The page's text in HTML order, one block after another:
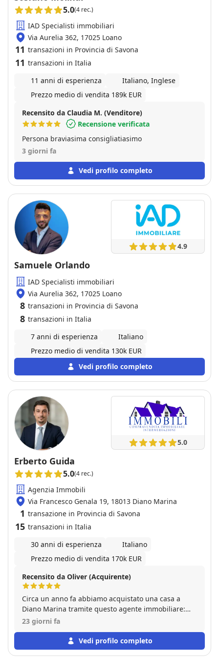
5.0(4 rec.)
IAD Specialisti immobiliari
Via Aurelia 362, 17025 Loano
11 transazioni in Provincia di Savona
11 transazioni in Italia
11 anni di esperienza
Italiano, Inglese
Prezzo medio di vendita 189k EUR
Recensito da Claudia M. (Venditore)
Recensione verificata
Persona braviasima consigliatiasimo
3 giorni fa
Vedi profilo completo
4.9
Samuele Orlando
IAD Specialisti immobiliari
Via Aurelia 362, 17025 Loano
8 transazioni in Provincia di Savona
8 transazioni in Italia
7 anni di esperienza
Italiano
Prezzo medio di vendita 130k EUR
Vedi profilo completo
5.0
Erberto Guida
5.0(4 rec.)
Agenzia Immobili
Via Francesco Genala 19, 18013 Diano Marina
1 transazione in Provincia di Savona
15 transazioni in Italia
30 anni di esperienza
Italiano
Prezzo medio di vendita 170k EUR
Recensito da Oliver (Acquirente)
Circa un anno fa abbiamo acquistato una casa a
Diano Marina tramite questo agente immobiliare:
un'operazione che, a causa del quadro normativo,
una profonda conoscenza giuridica. Siamo quindi
ancora più grati di aver avuto al nostro fianco due
23 giorni fa
Vedi profilo completo